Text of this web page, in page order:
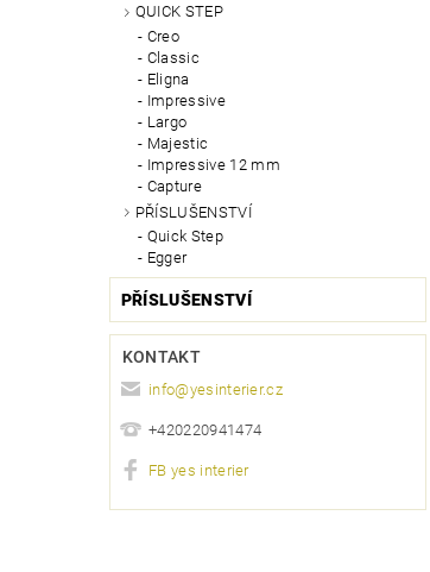
QUICK STEP
Creo
Classic
Eligna
Impressive
Largo
Majestic
Impressive 12 mm
Capture
PŘÍSLUŠENSTVÍ
Quick Step
Egger
PŘÍSLUŠENSTVÍ
KONTAKT
info@yesinterier.cz
+420220941474
FB yes interier